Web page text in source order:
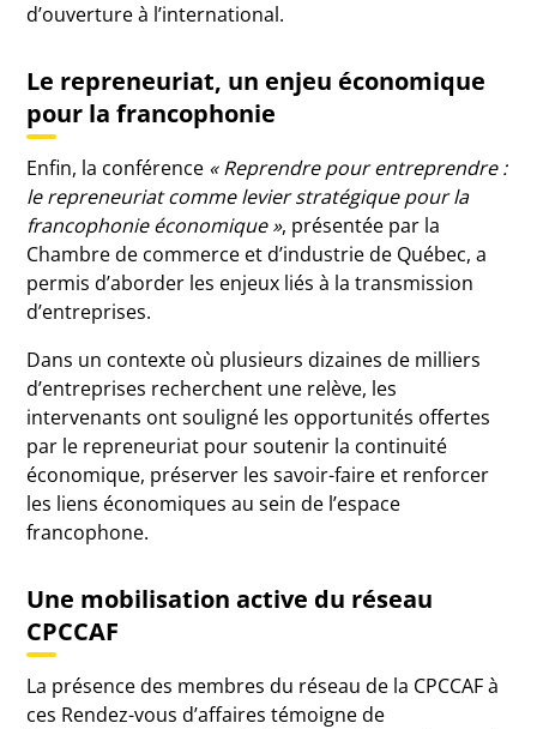
d’ouverture à l’international.
Le repreneuriat, un enjeu économique
pour la francophonie
Enfin, la conférence « Reprendre pour entreprendre :
le repreneuriat comme levier stratégique pour la
francophonie économique », présentée par la
Chambre de commerce et d’industrie de Québec, a
permis d’aborder les enjeux liés à la transmission
d’entreprises.
Dans un contexte où plusieurs dizaines de milliers
d’entreprises recherchent une relève, les
intervenants ont souligné les opportunités offertes
par le repreneuriat pour soutenir la continuité
économique, préserver les savoir-faire et renforcer
les liens économiques au sein de l’espace
francophone.
Une mobilisation active du réseau
CPCCAF
La présence des membres du réseau de la CPCCAFà
ces Rendez-vous d’affaires témoigne de